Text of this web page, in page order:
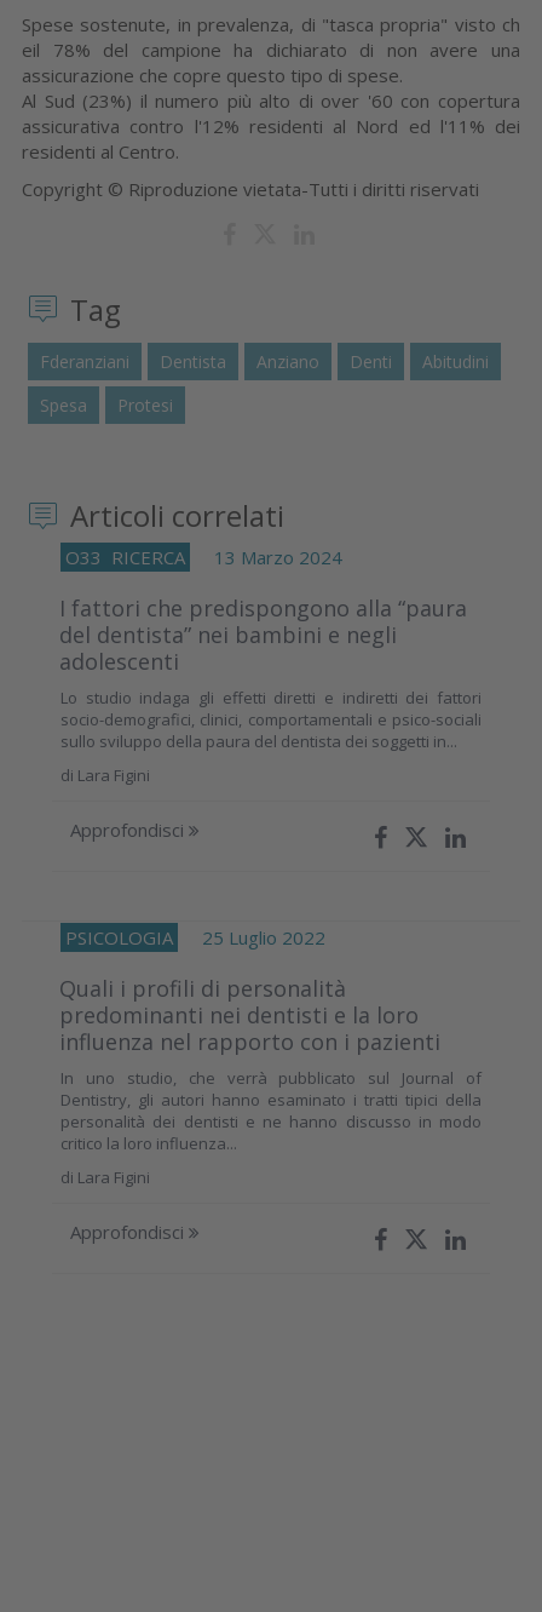
Spese sostenute, in prevalenza, di "tasca propria" visto ch
eil 78% del campione ha dichiarato di non avere una
assicurazione che copre questo tipo di spese.
Al Sud (23%) il numero più alto di over '60 con copertura
assicurativa contro l'12% residenti al Nord ed l'11% dei
residenti al Centro.
Copyright © Riproduzione vietata-Tutti i diritti riservati
Tag
Fderanziani Dentista Anziano Denti
Abitudini
Spesa
Protesi
Articoli correlati
O33 RICERCA 13 Marzo 2024
I fattori che predispongono alla “paura
del dentista” nei bambini e negli
adolescenti
Lo studio indaga gli effetti diretti e indiretti dei fattori
socio-demografici, clinici, comportamentali e psico-sociali
sullo sviluppo della paura del dentista dei soggetti in...
di Lara Figini
Approfondisci
PSICOLOGIA 25 Luglio 2022
Quali i profili di personalità
predominanti nei dentisti e la loro
influenza nel rapporto con i pazienti
In uno studio, che verrà pubblicato sul Journal of
Dentistry, gli autori hanno esaminato i tratti tipici della
personalità dei dentisti e ne hanno discusso in modo
critico la loro influenza...
di Lara Figini
Approfondisci